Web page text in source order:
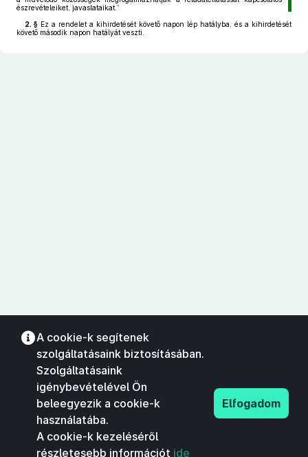
észrevételeiket, javaslataikat.”
2. § Ez a rendelet a kihirdetését követő napon lép hatályba, és a kihirdetését
követő második napon hatályát veszti.
A cookie-k segítenek
szolgáltatásaink biztosításában.
Szolgáltatásaink
igénybevételével Ön
beleegyezik a cookie-k
használatába.
A cookie-k kezeléséről
részletesebb információt ide
Elfogadom